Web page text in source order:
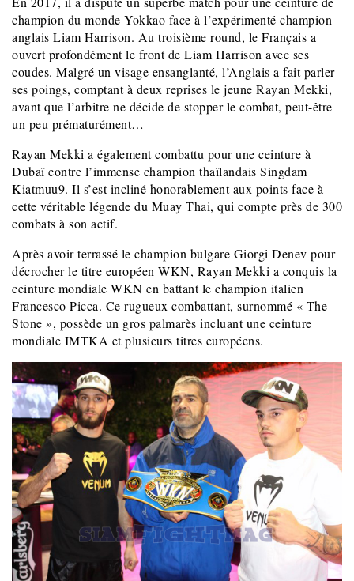
champion du monde Yokkao face à l’expérimenté champion
anglais Liam Harrison. Au troisième round, le Français a
ouvert profondément le front de Liam Harrison avec ses
coudes. Malgré un visage ensanglanté, l’Anglais a fait parler
ses poings, comptant à deux reprises le jeune Rayan Mekki,
avant que l’arbitre ne décide de stopper le combat, peut-être
un peu prématurément…
Rayan Mekki a également combattu pour une ceinture à
Dubaï contre l’immense champion thaïlandais Singdam
Kiatmuu9. Il s’est incliné honorablement aux points face à
cette véritable légende du Muay Thai, qui compte près de 300
combats à son actif.
Après avoir terrassé le champion bulgare Giorgi Denev pour
décrocher le titre européen WKN, Rayan Mekki a conquis la
ceinture mondiale WKN en battant le champion italien
Francesco Picca. Ce rugueux combattant, surnommé « The
Stone », possède un gros palmarès incluant une ceinture
mondiale IMTKA et plusieurs titres européens.